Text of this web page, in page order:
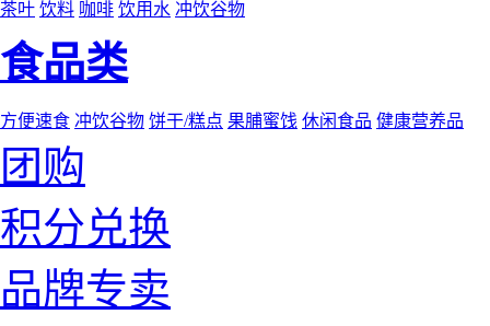
茶叶 饮料 咖啡 饮用水 冲饮谷物
食品类
方便速食 冲饮谷物 饼干/糕点 果脯蜜饯 休闲食品 健康营养品
团购
积分兑换
品牌专卖